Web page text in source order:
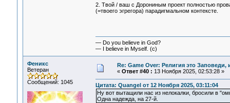
2. Твой / ваш с Дорониным проект полностью
(=твоего эгрегора) парадигмальном контексте.
— Do you believe in God?
— I believe in Myself. (c)
Феникс
Ветеран
Сообщений: 1045
Re: Game Over: Религия это Заповеди,
« Ответ #40 : 13 Ноября 2025, 02:53:28 »
Цитата: Quangel от 12 Ноября 2025, 03:11:04
Ну вот вытащили нас из нелокалки, бросили в
Одна надежда, на 27-й.